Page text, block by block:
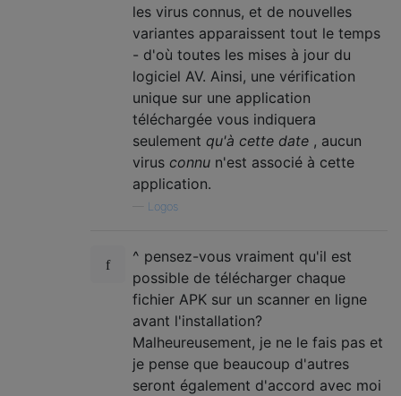
les virus connus, et de nouvelles
variantes apparaissent tout le temps
- d'où toutes les mises à jour du
logiciel AV. Ainsi, une vérification
unique sur une application
téléchargée vous indiquera
seulement qu'à cette date , aucun
virus connu n'est associé à cette
application.
Logos
^ pensez-vous vraiment qu'il est
possible de télécharger chaque
fichier APK sur un scanner en ligne
avant l'installation?
Malheureusement, je ne le fais pas et
je pense que beaucoup d'autres
seront également d'accord avec moi